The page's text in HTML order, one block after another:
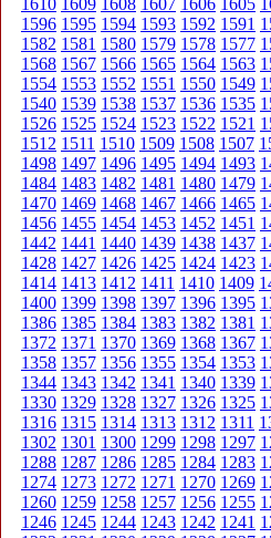
1610 1609 1608 1607 1606 1605
1596 1595 1594 1593 1592 1591
1582 1581 1580 1579 1578 1577
1568 1567 1566 1565 1564 1563
1554 1553 1552 1551 1550 1549
1540 1539 1538 1537 1536 1535
1526 1525 1524 1523 1522 1521
1512 1511 1510 1509 1508 1507
1498 1497 1496 1495 1494 1493
1484 1483 1482 1481 1480 1479
1470 1469 1468 1467 1466 1465
1456 1455 1454 1453 1452 1451
1442 1441 1440 1439 1438 1437
1428 1427 1426 1425 1424 1423
1414 1413 1412 1411 1410 1409
1400 1399 1398 1397 1396 1395
1386 1385 1384 1383 1382 1381
1372 1371 1370 1369 1368 1367
1358 1357 1356 1355 1354 1353
1344 1343 1342 1341 1340 1339
1330 1329 1328 1327 1326 1325
1316 1315 1314 1313 1312 1311
1302 1301 1300 1299 1298 1297
1288 1287 1286 1285 1284 1283
1274 1273 1272 1271 1270 1269
1260 1259 1258 1257 1256 1255
1246 1245 1244 1243 1242 1241